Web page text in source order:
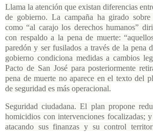
Llama la atención que existan diferencias
de gobierno. La campaña ha girado sobre
como “al carajo los derechos humanos”
con respaldo a la pena de muerte:
paredón y ser fusilados a través de la pena
gobierno condiciona medidas a cambios
Pacto de San José para posteriormente
pena de muerte no aparece en el texto del
de seguridad es más operacional.
Seguridad ciudadana. El plan propone
homicidios con intervenciones focalizadas;
atacando sus finanzas y su control